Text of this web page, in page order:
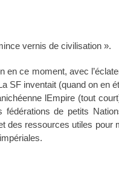
vernis de civilisation ».
en ce moment, avec
SF inventait (quand on en
lEmpire (tout
de petits
des ressources utiles